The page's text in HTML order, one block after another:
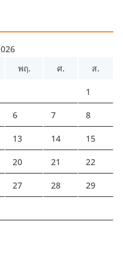
พฤ. ศ. ส.
1
6 7 8
13 14 15
20 21 22
27 28 29